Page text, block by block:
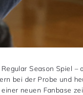
Season Spiel –
bei der Probe und
neuen Fanbase